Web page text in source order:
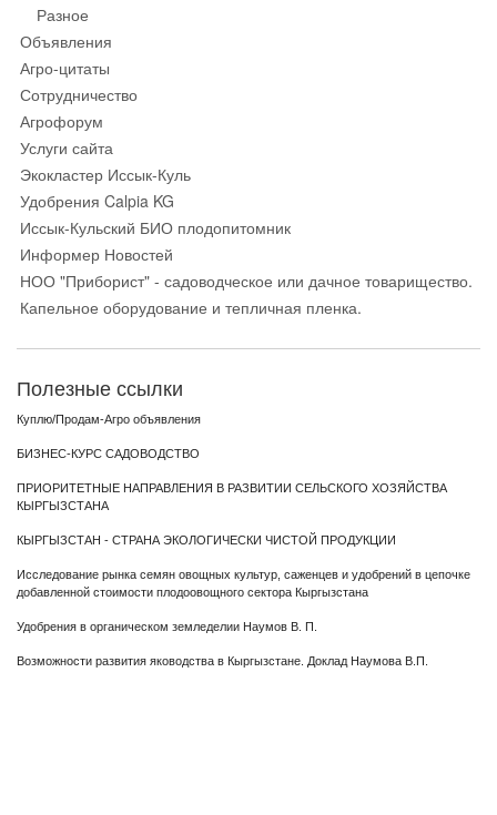
Разное
Объявления
Агро-цитаты
Сотрудничество
Агрофорум
Услуги сайта
Экокластер Иссык-Куль
Удобрения Calpia KG
Иссык-Кульский БИО плодопитомник
Информер Новостей
НОО "Приборист" - садоводческое или дачное товарищество.
Капельное оборудование и тепличная пленка.
Полезные ссылки
Куплю/Продам-Агро объявления
БИЗНЕС-КУРС САДОВОДСТВО
ПРИОРИТЕТНЫЕ НАПРАВЛЕНИЯ В РАЗВИТИИ СЕЛЬСКОГО ХОЗЯЙСТВА
КЫРГЫЗСТАНА
КЫРГЫЗСТАН - СТРАНА ЭКОЛОГИЧЕСКИ ЧИСТОЙ ПРОДУКЦИИ
Исследование рынка семян овощных культур, саженцев и удобрений в цепочке
добавленной стоимости плодоовощного сектора Кыргызстана
Удобрения в органическом земледелии Наумов В. П.
Возможности развития яководства в Кыргызстане. Доклад Наумова В.П.